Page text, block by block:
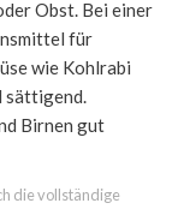
Obst. Bei einer
für
wie Kohlrabi
sättigend.
Birnen gut
die vollständige